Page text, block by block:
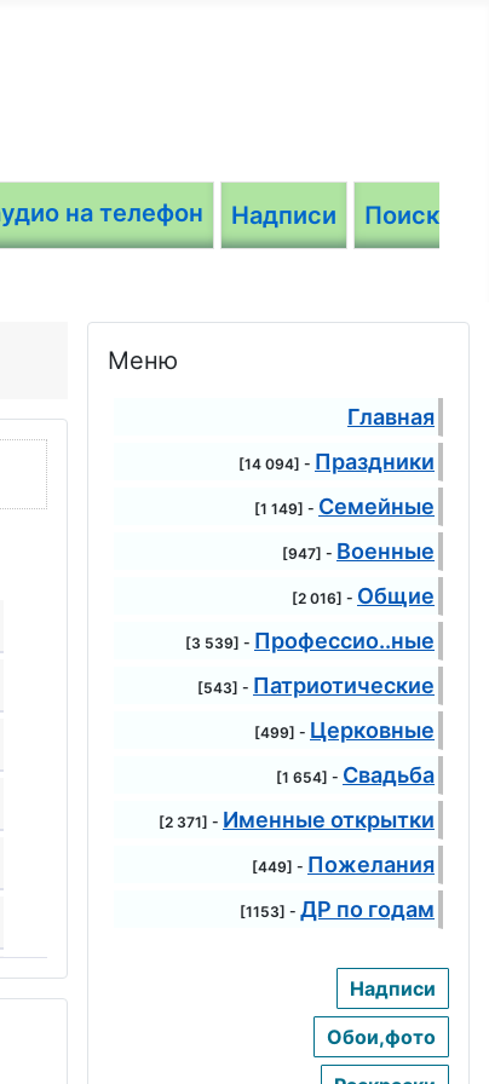
Надписи Поиск
Меню
Главная
[14 094] - Праздники
[1 149] - Семейные
[947] - Военные
[2 016] - Общие
[3 539] - Профессио..ные
[543] - Патриотические
[499] - Церковные
[1 654] - Свадьба
[2 371] - Именные открытки
[449] - Пожелания
[1153] - ДР по годам
Надписи
Обои,фото